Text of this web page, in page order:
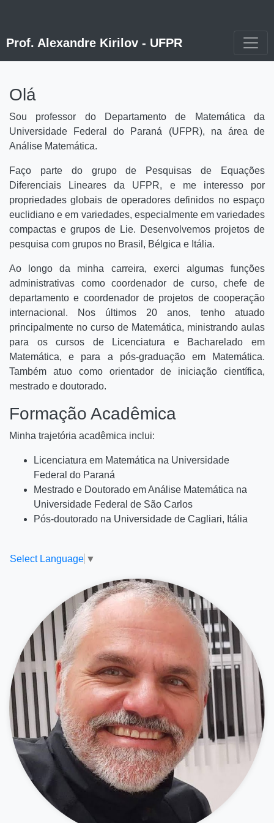
Prof. Alexandre Kirilov - UFPR
Olá
Sou professor do Departamento de Matemática da
Universidade Federal do Paraná (UFPR), na área de
Análise Matemática.
Faço parte do grupo de Pesquisas de Equações
Diferenciais Lineares da UFPR, e me interesso por
propriedades globais de operadores definidos no espaço
euclidiano e em variedades, especialmente em variedades
compactas e grupos de Lie. Desenvolvemos projetos de
pesquisa com grupos no Brasil, Bélgica e Itália.
Ao longo da minha carreira, exerci algumas funções
administrativas como coordenador de curso, chefe de
departamento e coordenador de projetos de cooperação
internacional. Nos últimos 20 anos, tenho atuado
principalmente no curso de Matemática, ministrando aulas
para os cursos de Licenciatura e Bacharelado em
Matemática, e para a pós-graduação em Matemática.
Também atuo como orientador de iniciação científica,
mestrado e doutorado.
Formação Acadêmica
Minha trajetória acadêmica inclui:
Licenciatura em Matemática na Universidade
Federal do Paraná
Mestrado e Doutorado em Análise Matemática na
Universidade Federal de São Carlos
Pós-doutorado na Universidade de Cagliari, Itália
Select Language ▼